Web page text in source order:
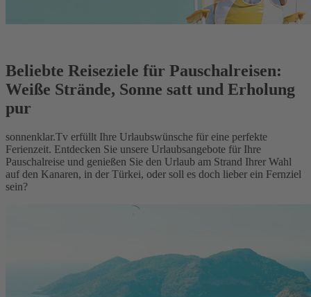
Beliebte Reiseziele für Pauschalreisen:
Weiße Strände, Sonne satt und Erholung
pur
sonnenklar.Tv erfüllt Ihre Urlaubswünsche für eine perfekte
Ferienzeit. Entdecken Sie unsere Urlaubsangebote für Ihre
Pauschalreise und genießen Sie den Urlaub am Strand Ihrer Wahl
auf den Kanaren, in der Türkei, oder soll es doch lieber ein Fernziel
sein?